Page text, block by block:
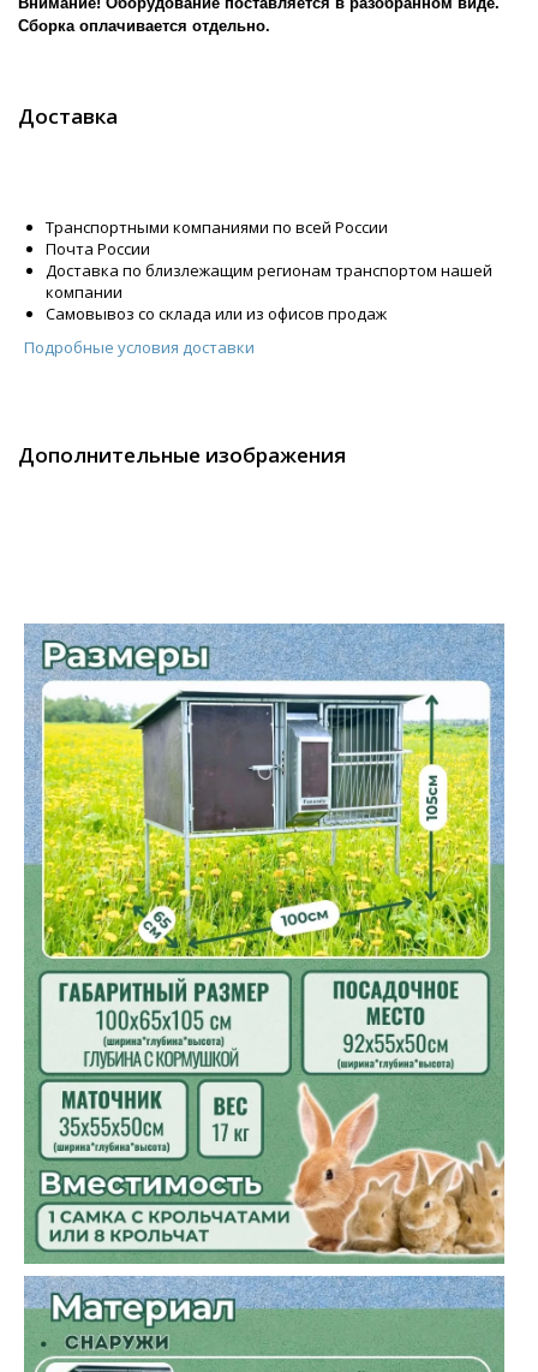
Сборка оплачивается отдельно.
Доставка
Транспортными компаниями по всей России
Почта России
Доставка по близлежащим регионам транспортом нашей
компании
Самовывоз со склада или из офисов продаж
Подробные условия доставки
Дополнительные изображения